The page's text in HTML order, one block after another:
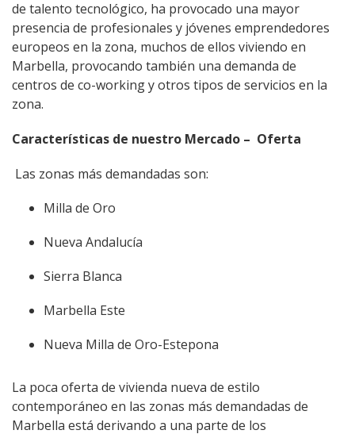
de talento tecnológico, ha provocado una mayor
presencia de profesionales y jóvenes emprendedores
europeos en la zona, muchos de ellos viviendo en
Marbella, provocando también una demanda de
centros de co-working y otros tipos de servicios en la
zona.
Características de nuestro Mercado – Oferta
Las zonas más demandadas son:
Milla de Oro
Nueva Andalucía
Sierra Blanca
Marbella Este
Nueva Milla de Oro-Estepona
La poca oferta de vivienda nueva de estilo
contemporáneo en las zonas más demandadas de
Marbella está derivando a una parte de los